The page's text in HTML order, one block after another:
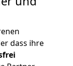
dass ihre